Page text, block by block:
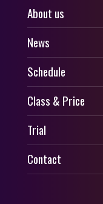
About us
News
Schedule
Class & Price
Trial
Contact